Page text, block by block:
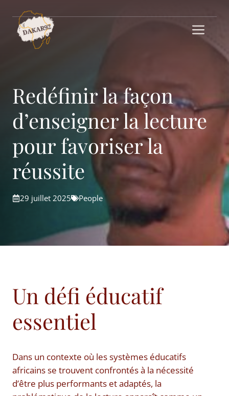
contenu
Redéfinir la façon
d’enseigner la lecture
pour favoriser la
réussite
29 juillet 2025 People
Un défi éducatif
essentiel
Dans un contexte où les systèmes éducatifs
africains se trouvent confrontés à la nécessité
d’être plus performants et adaptés, la